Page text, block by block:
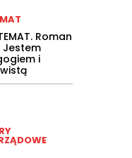
Roman
Jestem
i